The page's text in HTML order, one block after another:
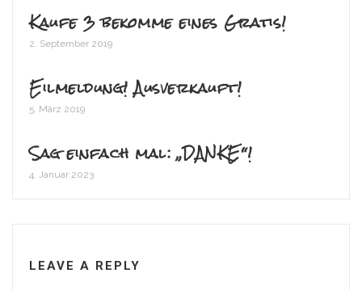
Kaufe 3 bekomme eines Gratis!
2. September 2019
Eilmeldung! Ausverkauft!
5. März 2019
Sag einfach mal: „DANKE“!
4. Januar 2023
LEAVE A REPLY